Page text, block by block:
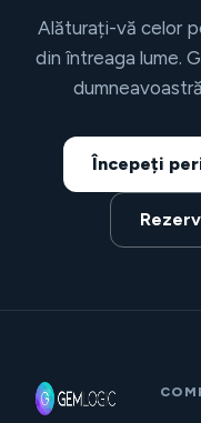
Alăturați-vă celor
din întreaga lume.
Începeți